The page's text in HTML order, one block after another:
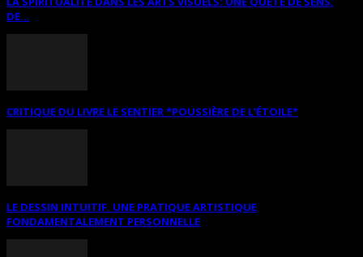
DE...
CRITIQUE DU LIVRE LE SENTIER *POUSSIÈRE DE L’ÉTOILE*
LE DESSIN INTUITIF. UNE PRATIQUE ARTISTIQUE
FONDAMENTALEMENT PERSONNELLE